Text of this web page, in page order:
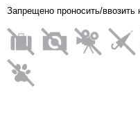
Запрещено проносить/ввозить